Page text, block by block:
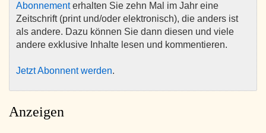
Abonnementerhalten Sie zehn Mal im Jahr eine
Zeitschrift (print und/oder elektronisch), die anders ist
als andere. Dazu können Sie dann diesen und viele
andere exklusive Inhalte lesen und kommentieren.
Jetzt Abonnent werden.
Anzeigen